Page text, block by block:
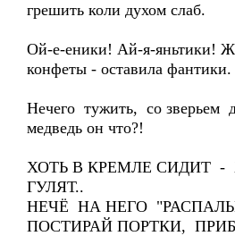
грешить коли духом слаб.
Ой-е-еники! Ай-я-яньтики!
конфеты - оставила фантики.
Нечего тужить, со зверьем
медведь он что?!
ХОТЬ В КРЕМЛЕ СИДИТ -
ГУЛЯТ..
НЕЧЁ НА НЕГО
ПОСТИРАЙ ПОРТКИ,